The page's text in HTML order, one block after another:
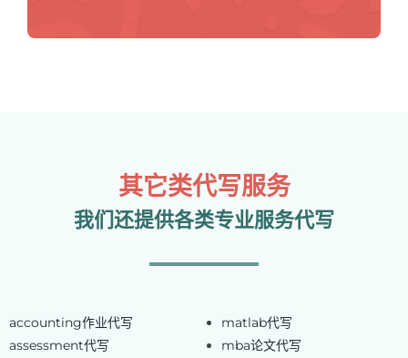
其它类代写服务
我们还提供各类专业服务代写
accounting作业代写
assessment代写
matlab代写
mba论文代写